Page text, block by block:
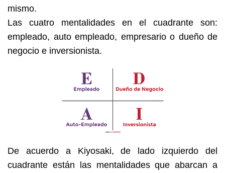
mismo.
Las cuatro mentalidades en el cuadrante son:
empleado, auto empleado, empresario o dueño de
negocio e inversionista.
De acuerdo a Kiyosaki, de lado izquierdo del
cuadrante están las mentalidades que abarcan a